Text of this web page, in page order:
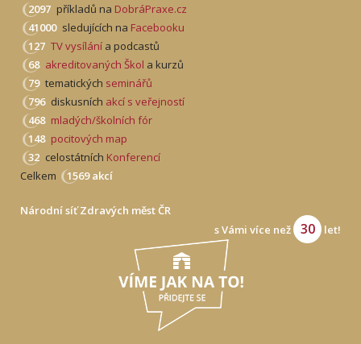
2097 příkladů na DobráPraxe.cz
41000 sledujících na Facebooku
127 TV vysílání a podcastů
68 akreditovaných Škol a kurzů
79 tematických seminářů
796 diskusních akcí s veřejností
468 mladých/školních fór
148 pocitových map
32 celostátních Konferencí
Celkem
1569 akcí
Národní síť Zdravých měst ČR
s Vámi více než
30 let!